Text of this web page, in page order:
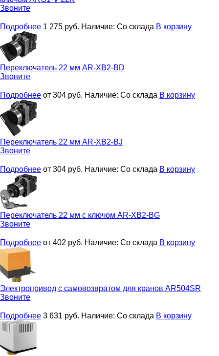
Звоните
Подробнее 1 275 руб. Наличие: Со склада В корзину
Переключатель 22 мм AR-XB2-BD
Звоните
Подробнее от 304 руб. Наличие: Со склада В корзину
Переключатель 22 мм AR-XB2-BJ
Звоните
Подробнее от 304 руб. Наличие: Со склада В корзину
Переключатель 22 мм с ключом AR-XB2-BG
Звоните
Подробнее от 402 руб. Наличие: Со склада В корзину
Электропривод с самовозвратом для кранов AR504SR
Звоните
Подробнее 3 631 руб. Наличие: Со склада В корзину